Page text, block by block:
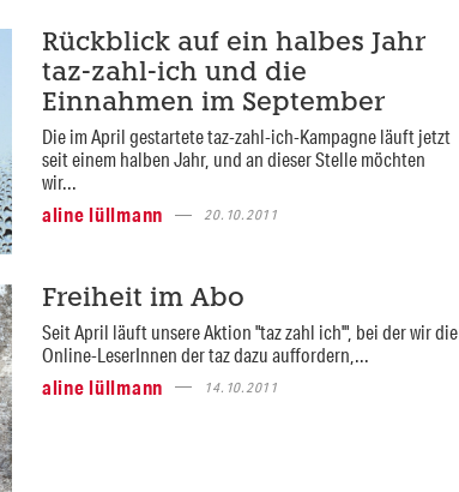
Rückblick auf ein halbes Jahr
taz-zahl-ich und die
Einnahmen im September
Die im April gestartete taz-zahl-ich-Kampagne läuft jetzt
seit einem halben Jahr, und an dieser Stelle möchten
wir...
aline lüllmann
20.10.2011
Freiheit im Abo
Seit April läuft unsere Aktion "taz zahl ich'", bei der wir die
Online-LeserInnen der taz dazu auffordern,...
aline lüllmann
14.10.2011